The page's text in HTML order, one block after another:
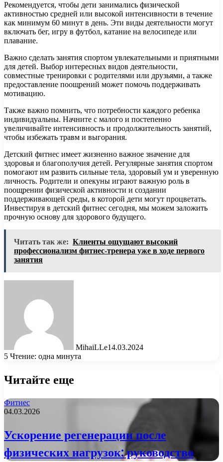
Рекомендуется, чтобы дети занимались физической
активностью средней или высокой интенсивности в течение
как минимум 60 минут в день. Эти виды деятельности могут
включать бег, игру в футбол, катание на велосипеде или
плавание.
Важно сделать занятия спортом увлекательными и приятными
для детей. Выбор интересных видов деятельности,
совместные тренировки с родителями или друзьями, а также
предоставление поощрений может помочь поддерживать
мотивацию.
Также важно помнить, что потребности каждого ребенка
индивидуальны. Начните с малого и постепенно
увеличивайте интенсивность и продолжительность занятий,
чтобы избежать травм и выгорания.
Детский фитнес имеет жизненно важное значение для
здоровья и благополучия детей. Регулярные занятия спортом
помогают им развить сильные тела, здоровый ум и уверенную
личность. Родители и опекуны играют важную роль в
поощрении физической активности и создании
поддерживающей среды, в которой дети могут процветать.
Инвестируя в детский фитнес сегодня, мы можем заложить
прочную основу для здорового будущего.
Читать так же: Клиенты ощущают высокий
профессионализм фитнес-тренера уже в ходе первого
занятия
MihaiLLe14.03.2024
5 Чтение: одна минута
Читайте еще
Фитнес
04.03.2026
Ускорение регенерации после
физических нагрузок: руководство